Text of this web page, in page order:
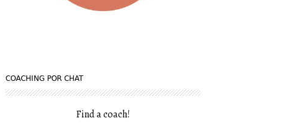
COACHING POR CHAT
Find a coach!